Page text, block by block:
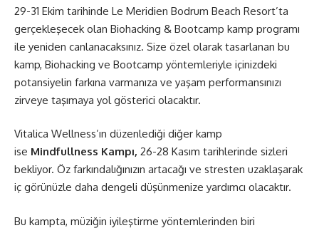
29-31 Ekim tarihinde Le Meridien Bodrum Beach Resort’ta
gerçekleşecek olan Biohacking & Bootcamp kamp programı
ile yeniden canlanacaksınız. Size özel olarak tasarlanan bu
kamp, Biohacking ve Bootcamp yöntemleriyle içinizdeki
potansiyelin farkına varmanıza ve yaşam performansınızı
zirveye taşımaya yol gösterici olacaktır.
Vitalica Wellness’ın düzenlediği diğer kamp
ise Mindfullness Kampı, 26-28 Kasım tarihlerinde sizleri
bekliyor. Öz farkındalığınızın artacağı ve stresten uzaklaşarak
iç görünüzle daha dengeli düşünmenize yardımcı olacaktır.
Bu kampta, müziğin iyileştirme yöntemlerinden biri